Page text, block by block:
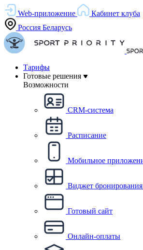
Web-приложение
Кабинет клуба
Россия Беларусь
Тарифы
Готовые решения
Возможности
CRM-система
Расписание
Мобильное
Виджет бронирования
Готовый сайт
Онлайн-оплаты